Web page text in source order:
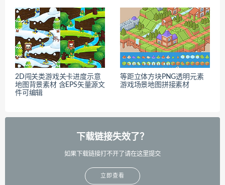
2D闯关类游戏关卡进度示意
地图背景素材 含EPS矢量源文
件可编辑
等距立体方块PNG透明元素
游戏场景地图拼接素材
下载链接失效了？
如果下载链接打不开了请在这里提交
立即查看